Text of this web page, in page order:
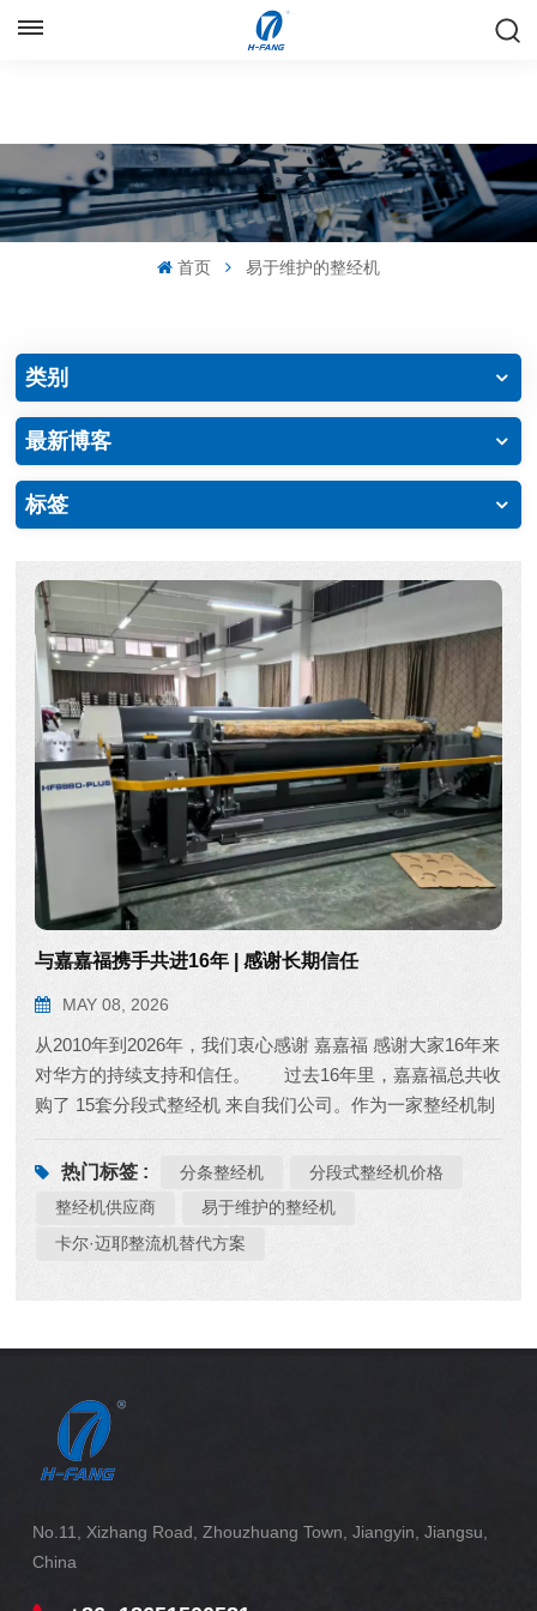
首页 易于维护的整经机
类别
最新博客
标签
与嘉嘉福携手共进16年 | 感谢长期信任
MAY 08, 2026
从2010年到2026年，我们衷心感谢 嘉嘉福 感谢大家16年来
对华方的持续支持和信任。 过去16年里，嘉嘉福总共收
购了 15套分段式整经机 来自我们公司。作为一家整经机制
造商我们非常荣幸能与贵公司建立长期合作关系。 我们所
有的 PLC控制的分条整经机具有性能稳定、效率高、质量
可靠等特点，一路赢得了嘉嘉福的一致认可。 感谢过去16
和制造，期待未来与嘉嘉福开展更深入的互利共赢合作。
热门标签 : 分条整经机
分段式整经机价格
整经机供应商
易于维护的整经机
卡尔·迈耶整流机替代方案
No.11, Xizhang Road, Zhouzhuang Town, Jiangyin, Jiangsu,
China